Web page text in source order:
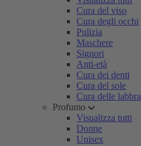
Cura del viso
Cura degli occhi
Pulizia
Maschere
Signori
Anti-età
Cura dei denti
Cura del sole
Cura delle labbra
Profumo
Visualizza tutti
Donne
Unisex